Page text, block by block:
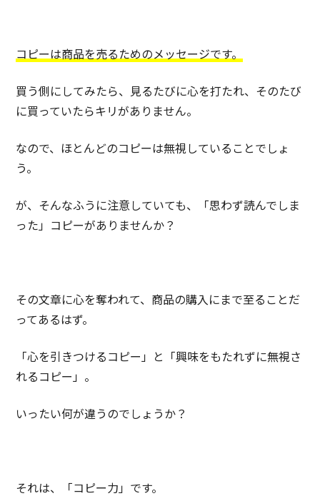
コピーは商品を売るためのメッセージです。
買う側にしてみたら、見るたびに心を打たれ、そのたび
に買っていたらキリがありません。
なので、ほとんどのコピーは無視していることでしょ
う。
が、そんなふうに注意していても、「思わず読んでしま
った」コピーがありませんか？
その文章に心を奪われて、商品の購入にまで至ることだ
ってあるはず。
「心を引きつけるコピー」と「興味をもたれずに無視さ
れるコピー」。
いったい何が違うのでしょうか？
それは、「コピー力」です。